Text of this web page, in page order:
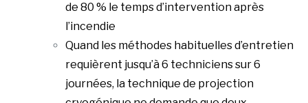
de 80 % le temps d’intervention après
l’incendie
Quand les méthodes habituelles d’entretien
requièrent jusqu’à 6 techniciens sur 6
journées, la technique de projection